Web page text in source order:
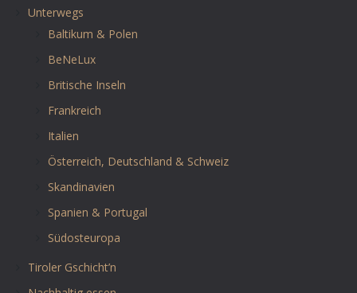
Unterwegs
Baltikum & Polen
BeNeLux
Britische Inseln
Frankreich
Italien
Österreich, Deutschland & Schweiz
Skandinavien
Spanien & Portugal
Südosteuropa
Tiroler Gschicht’n